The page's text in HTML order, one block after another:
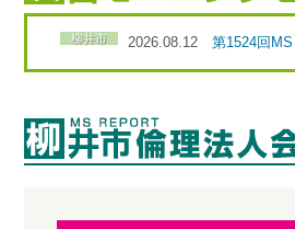
柳井市 2026.08.12 第1524回